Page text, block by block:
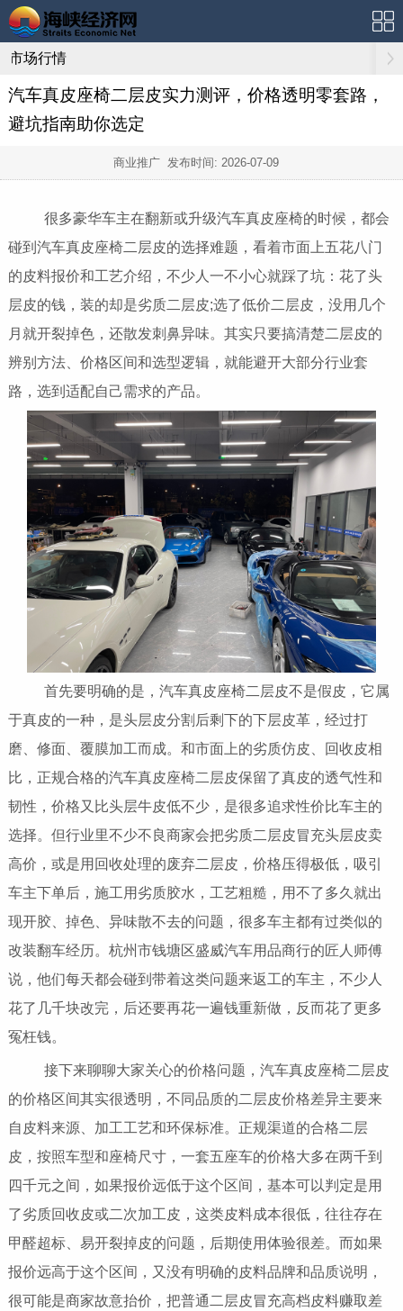
市场行情
汽车真皮座椅二层皮实力测评，价格透明零套路，
避坑指南助你选定
商业推广 发布时间: 2026-07-09
很多豪华车主在翻新或升级汽车真皮座椅的时候，都会
碰到汽车真皮座椅二层皮的选择难题，看着市面上五花八门
的皮料报价和工艺介绍，不少人一不小心就踩了坑：花了头
层皮的钱，装的却是劣质二层皮;选了低价二层皮，没用几个
月就开裂掉色，还散发刺鼻异味。其实只要搞清楚二层皮的
辨别方法、价格区间和选型逻辑，就能避开大部分行业套
路，选到适配自己需求的产品。
首先要明确的是，汽车真皮座椅二层皮不是假皮，它属
于真皮的一种，是头层皮分割后剩下的下层皮革，经过打
磨、修面、覆膜加工而成。和市面上的劣质仿皮、回收皮相
比，正规合格的汽车真皮座椅二层皮保留了真皮的透气性和
韧性，价格又比头层牛皮低不少，是很多追求性价比车主的
选择。但行业里不少不良商家会把劣质二层皮冒充头层皮卖
高价，或是用回收处理的废弃二层皮，价格压得极低，吸引
车主下单后，施工用劣质胶水，工艺粗糙，用不了多久就出
现开胶、掉色、异味散不去的问题，很多车主都有过类似的
改装翻车经历。杭州市钱塘区盛威汽车用品商行的匠人师傅
说，他们每天都会碰到带着这类问题来返工的车主，不少人
花了几千块改完，后还要再花一遍钱重新做，反而花了更多
冤枉钱。
接下来聊聊大家关心的价格问题，汽车真皮座椅二层皮
的价格区间其实很透明，不同品质的二层皮价格差异主要来
自皮料来源、加工工艺和环保标准。正规渠道的合格二层
皮，按照车型和座椅尺寸，一套五座车的价格大多在两千到
四千元之间，如果报价远低于这个区间，基本可以判定是用
了劣质回收皮或二次加工皮，这类皮料成本很低，往往存在
甲醛超标、易开裂掉皮的问题，后期使用体验很差。而如果
报价远高于这个区间，又没有明确的皮料品牌和品质说明，
很可能是商家故意抬价，把普通二层皮冒充高档皮料赚取差